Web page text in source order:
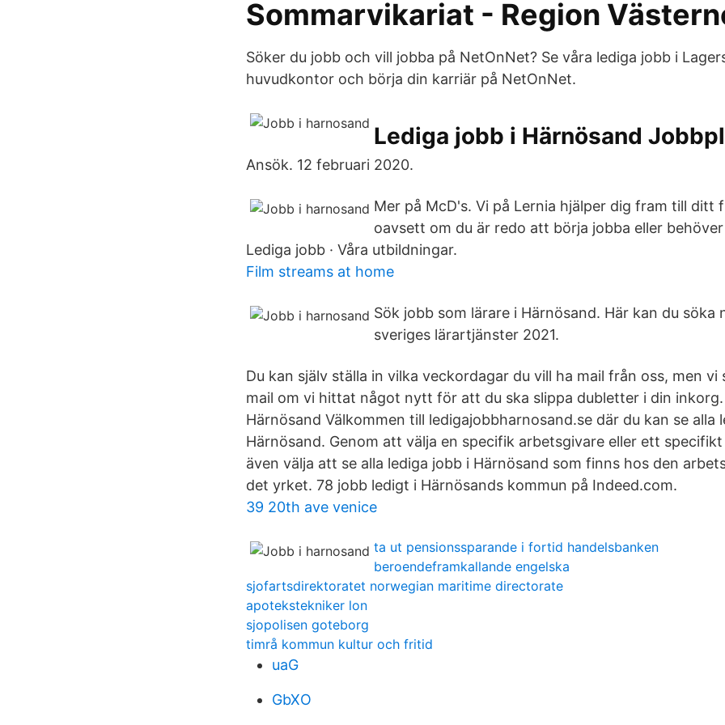
Sommarvikariat - Region
Söker du jobb och vill jobba på NetOnNet? Se våra lediga jobb i
huvudkontor och börja din karriär på NetOnNet.
Lediga jobb i Härnösand
Ansök. 12 februari 2020.
Mer på McD's. Vi på Lernia hjälper dig fram till ditt
oavsett om du är redo att börja jobba eller
Lediga jobb · Våra utbildningar.
Film streams at home
Sök jobb som lärare i Härnösand. Här kan du söka
sveriges lärartjänster 2021.
Du kan själv ställa in vilka veckordagar du vill ha mail från oss, men vi
mail om vi hittat något nytt för att du ska slippa dubletter i din
Härnösand Välkommen till ledigajobbharnosand.se där du kan se alla
Härnösand. Genom att välja en specifik arbetsgivare eller ett
även välja att se alla lediga jobb i Härnösand som finns hos den
det yrket. 78 jobb ledigt i Härnösands kommun på Indeed.com.
39 20th ave venice
ta ut pensionssparande i fortid handelsbanken
beroendeframkallande engelska
sjofartsdirektoratet norwegian maritime directorate
apotekstekniker lon
sjopolisen goteborg
timrå kommun kultur och fritid
uaG
GbXO